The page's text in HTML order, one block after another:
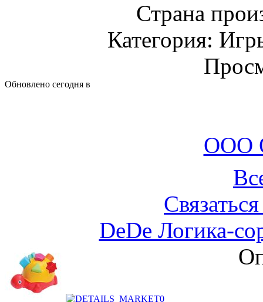
Страна
Категория:
Обновлено сегодня в
ООО
DeDe Логика-